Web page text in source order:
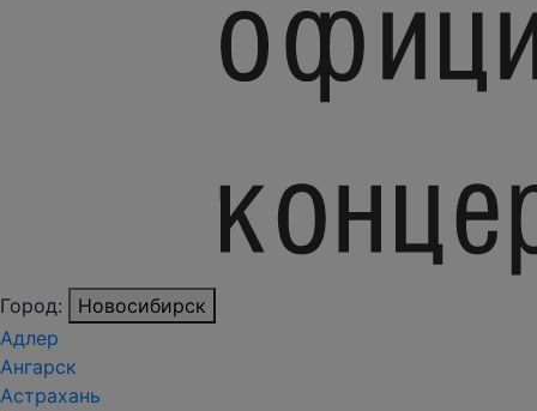
Город:
Новосибирск
Адлер
Ангарск
Астрахань